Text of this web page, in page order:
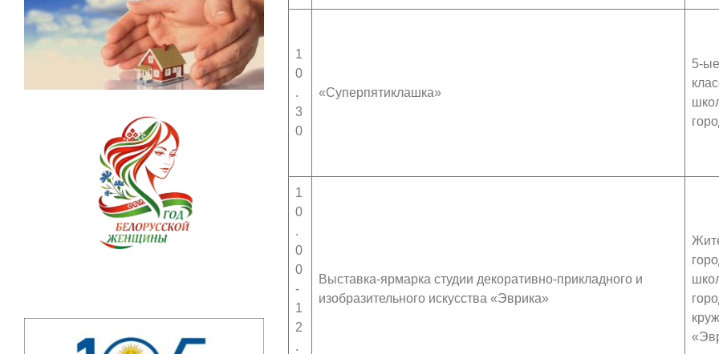
1
0
.
3
0
«Суперпятиклашка»
5-ые
1
0
.
0
0
-
1
2
.
Выставка-ярмарка студии декоративно-прикладного и
изобразительного искусства «Эврика»